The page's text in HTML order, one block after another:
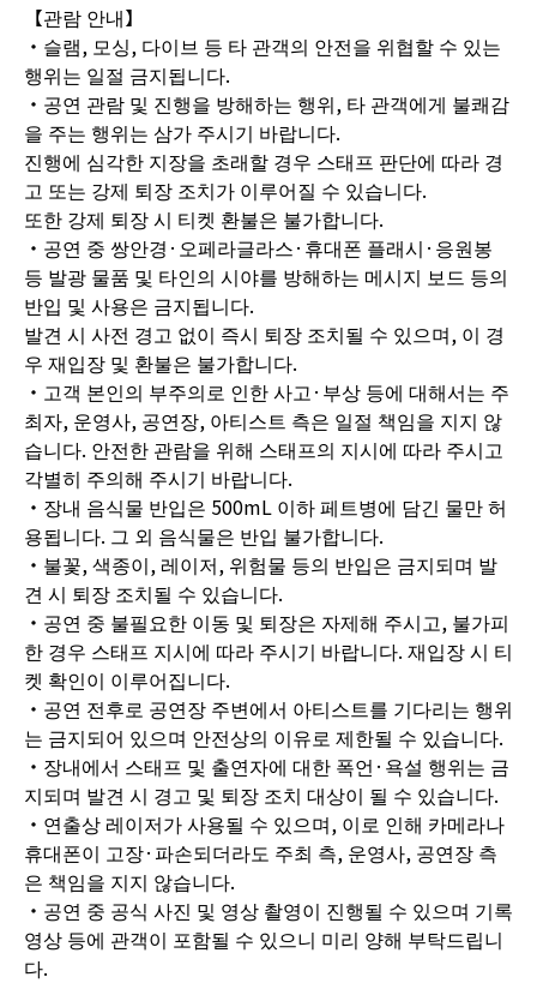
【관람 안내】
・슬램, 모싱, 다이브 등 타 관객의 안전을 위협할 수 있는
행위는 일절 금지됩니다.
・공연 관람 및 진행을 방해하는 행위, 타 관객에게 불쾌감
을 주는 행위는 삼가 주시기 바랍니다.
진행에 심각한 지장을 초래할 경우 스태프 판단에 따라 경
고 또는 강제 퇴장 조치가 이루어질 수 있습니다.
또한 강제 퇴장 시 티켓 환불은 불가합니다.
・공연 중 쌍안경·오페라글라스·휴대폰 플래시·응원봉
등 발광 물품 및 타인의 시야를 방해하는 메시지 보드 등의
반입 및 사용은 금지됩니다.
발견 시 사전 경고 없이 즉시 퇴장 조치될 수 있으며, 이 경
우 재입장 및 환불은 불가합니다.
・고객 본인의 부주의로 인한 사고·부상 등에 대해서는 주
최자, 운영사, 공연장, 아티스트 측은 일절 책임을 지지 않
습니다. 안전한 관람을 위해 스태프의 지시에 따라 주시고
각별히 주의해 주시기 바랍니다.
・장내 음식물 반입은 500mL 이하 페트병에 담긴 물만 허
용됩니다. 그 외 음식물은 반입 불가합니다.
・불꽃, 색종이, 레이저, 위험물 등의 반입은 금지되며 발
견 시 퇴장 조치될 수 있습니다.
・공연 중 불필요한 이동 및 퇴장은 자제해 주시고, 불가피
한 경우 스태프 지시에 따라 주시기 바랍니다. 재입장 시 티
켓 확인이 이루어집니다.
・공연 전후로 공연장 주변에서 아티스트를 기다리는 행위
는 금지되어 있으며 안전상의 이유로 제한될 수 있습니다.
・장내에서 스태프 및 출연자에 대한 폭언·욕설 행위는 금
지되며 발견 시 경고 및 퇴장 조치 대상이 될 수 있습니다.
・연출상 레이저가 사용될 수 있으며, 이로 인해 카메라나
휴대폰이 고장·파손되더라도 주최 측, 운영사, 공연장 측
은 책임을 지지 않습니다.
・공연 중 공식 사진 및 영상 촬영이 진행될 수 있으며 기록
영상 등에 관객이 포함될 수 있으니 미리 양해 부탁드립니
다.